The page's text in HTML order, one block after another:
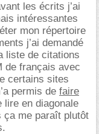
les écrits j’ai
intéressantes
mon répertoire
j’ai demandé
liste de citations
de français avec
certains sites
permis de faire
lire en diagonale
ça me paraît plutôt